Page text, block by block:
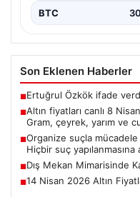
BTC
Son Eklenen Haberler
■Ertuğrul Özkök ifade
■Altın fiyatları canlı 8
Gram, çeyrek, yarım ve
■Organize suçla mücadele
Hiçbir suç yapılanmasına
■Dış Mekan Mimarisinde
■14 Nisan 2026 Altın